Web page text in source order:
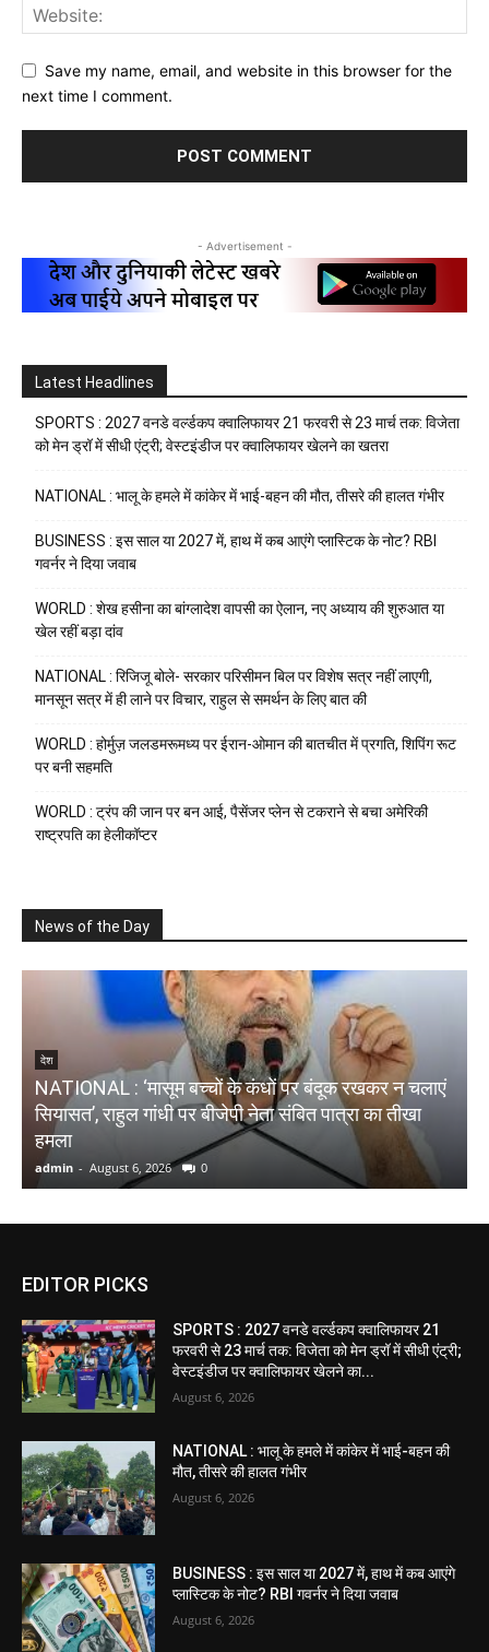
Save my name, email, and website in this browser for the
next time I comment.
- Advertisement -
Latest Headlines
SPORTS : 2027 वनडे वर्ल्डकप क्वालिफायर 21 फरवरी से 23 मार्च तक: विजेता
को मेन ड्रॉ में सीधी एंट्री; वेस्टइंडीज पर क्वालिफायर खेलने का खतरा
NATIONAL : भालू के हमले में कांकेर में भाई-बहन की मौत, तीसरे की हालत गंभीर
BUSINESS : इस साल या 2027 में, हाथ में कब आएंगे प्लास्टिक के नोट? RBI
गवर्नर ने दिया जवाब
WORLD : शेख हसीना का बांग्लादेश वापसी का ऐलान, नए अध्याय की शुरुआत या
खेल रहीं बड़ा दांव
NATIONAL : रिजिजू बोले- सरकार परिसीमन बिल पर विशेष सत्र नहीं लाएगी,
मानसून सत्र में ही लाने पर विचार, राहुल से समर्थन के लिए बात की
WORLD : होर्मुज़ जलडमरूमध्य पर ईरान-ओमान की बातचीत में प्रगति, शिपिंग रूट
पर बनी सहमति
WORLD : ट्रंप की जान पर बन आई, पैसेंजर प्लेन से टकराने से बचा अमेरिकी
राष्ट्रपति का हेलीकॉप्टर
News of the Day
देश
NATIONAL : ‘मासूम बच्चों के कंधों पर बंदूक रखकर न चलाएं
सियासत’, राहुल गांधी पर बीजेपी नेता संबित पात्रा का तीखा
हमला
admin - August 6, 2026 0
EDITOR PICKS
SPORTS : 2027 वनडे वर्ल्डकप क्वालिफायर 21
फरवरी से 23 मार्च तक: विजेता को मेन ड्रॉ में सीधी एंट्री;
वेस्टइंडीज पर क्वालिफायर खेलने का...
August 6, 2026
NATIONAL : भालू के हमले में कांकेर में भाई-बहन की
मौत, तीसरे की हालत गंभीर
August 6, 2026
BUSINESS : इस साल या 2027 में, हाथ में कब आएंगे
प्लास्टिक के नोट? RBI गवर्नर ने दिया जवाब
August 6, 2026